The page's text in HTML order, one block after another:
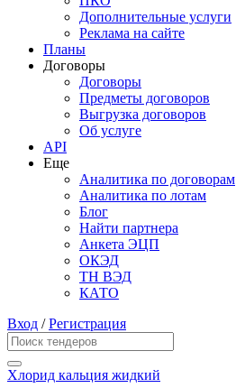
Дополнительные услуги
Реклама на сайте
Планы
Договоры
Договоры
Предметы договоров
Выгрузка договоров
Об услуге
API
Еще
Аналитика по договорам
Аналитика по лотам
Блог
Найти партнера
Анкета ЭЦП
ОКЭД
ТН ВЭД
КАТО
Вход /Регистрация
Хлорид кальция жидкий